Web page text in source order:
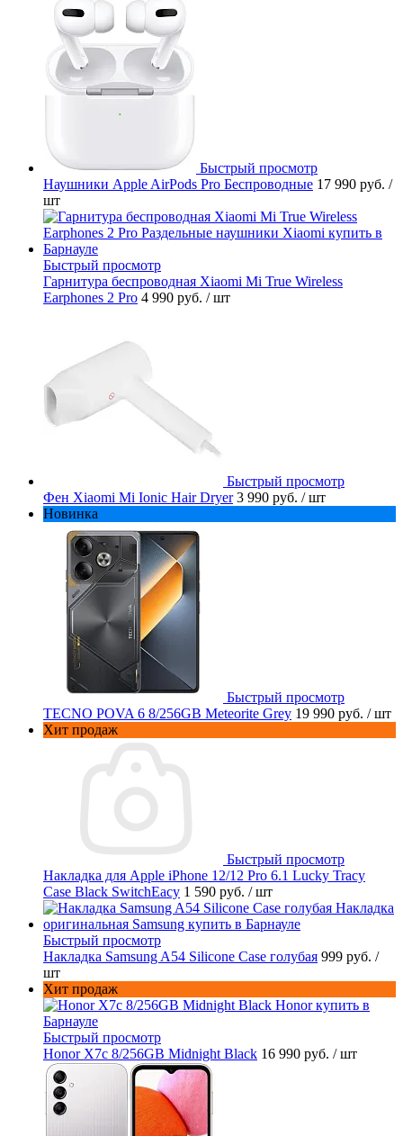
Быстрый просмотр
Наушники Apple AirPods Pro Беспроводные 17 990 руб. /
шт
Быстрый просмотр
Гарнитура беспроводная Xiaomi Mi True Wireless
Earphones 2 Pro 4 990 руб. / шт
Быстрый просмотр
Фен Xiaomi Mi Ionic Hair Dryer 3 990 руб. / шт
Новинка
Быстрый просмотр
TECNO POVA 6 8/256GB Meteorite Grey 19 990 руб. / шт
Хит продаж
Быстрый просмотр
Накладка для Apple iPhone 12/12 Pro 6.1 Lucky Tracy
Case Black SwitchEacy 1 590 руб. / шт
Быстрый просмотр
Накладка Samsung A54 Silicone Case голубая 999 руб. /
шт
Хит продаж
Быстрый просмотр
Honor X7c 8/256GB Midnight Black 16 990 руб. / шт